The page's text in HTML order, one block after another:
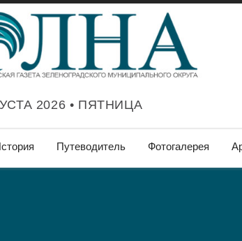
2026 • ПЯТНИЦА
Путеводитель Фотогалерея